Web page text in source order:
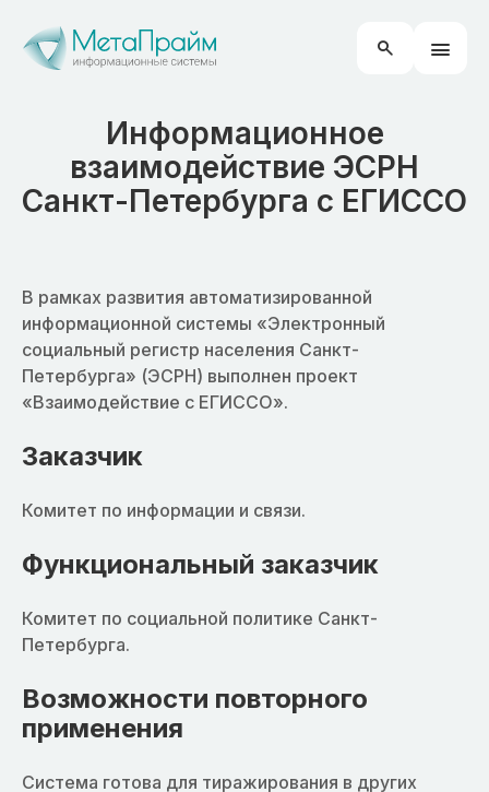
Информационное
взаимодействие ЭСРН
Санкт-Петербурга с ЕГИССО
В рамках развития автоматизированной
информационной системы «Электронный
социальный регистр населения Санкт-
Петербурга» (ЭСРН) выполнен проект
«Взаимодействие с ЕГИССО».
Заказчик
Комитет по информации и связи.
Функциональный заказчик
Комитет по социальной политике Санкт-
Петербурга.
Возможности повторного
применения
Система готова для тиражирования в других